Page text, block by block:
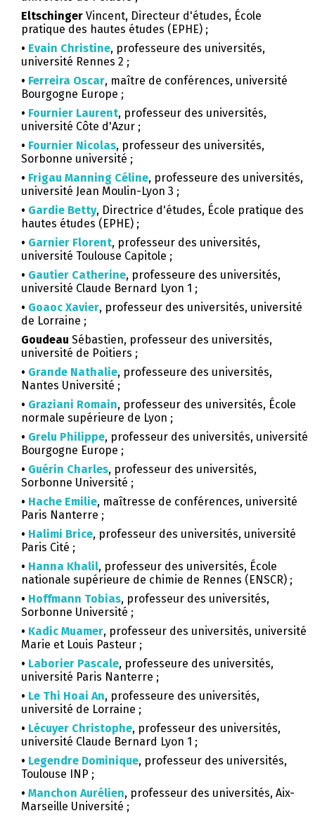
Eltschinger Vincent, Directeur d'études, École
pratique des hautes études (EPHE) ;
• Evain Christine, professeure des universités,
université Rennes 2 ;
• Ferreira Oscar, maître de conférences, université
Bourgogne Europe ;
• Fournier Laurent, professeur des universités,
université Côte d'Azur ;
• Fournier Nicolas, professeur des universités,
Sorbonne université ;
• Frigau Manning Céline, professeure des universités,
université Jean Moulin-Lyon 3 ;
• Gardie Betty, Directrice d'études, École pratique des
hautes études (EPHE) ;
• Garnier Florent, professeur des universités,
université Toulouse Capitole ;
• Gautier Catherine, professeure des universités,
université Claude Bernard Lyon 1 ;
• Goaoc Xavier, professeur des universités, université
de Lorraine ;
Goudeau Sébastien, professeur des universités,
université de Poitiers ;
• Grande Nathalie, professeure des universités,
Nantes Université ;
• Graziani Romain, professeur des universités, École
normale supérieure de Lyon ;
• Grelu Philippe, professeur des universités, université
Bourgogne Europe ;
• Guérin Charles, professeur des universités,
Sorbonne Université ;
• Hache Emilie, maîtresse de conférences, université
Paris Nanterre ;
• Halimi Brice, professeur des universités, université
Paris Cité ;
• Hanna Khalil, professeur des universités, École
nationale supérieure de chimie de Rennes (ENSCR) ;
• Hoffmann Tobias, professeur des universités,
Sorbonne Université ;
• Kadic Muamer, professeur des universités, université
Marie et Louis Pasteur ;
• Laborier Pascale, professeure des universités,
université Paris Nanterre ;
• Le Thi Hoai An, professeure des universités,
université de Lorraine ;
• Lécuyer Christophe, professeur des universités,
université Claude Bernard Lyon 1 ;
• Legendre Dominique, professeur des universités,
Toulouse INP ;
• Manchon Aurélien, professeur des universités, Aix-
Marseille Université ;